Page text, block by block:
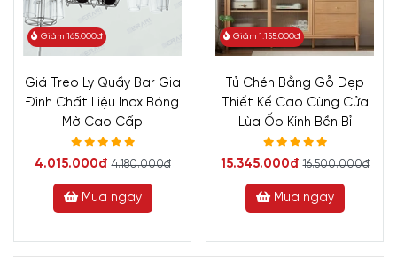
Giảm 165.000đ
Giá Treo Ly Quầy Bar Gia
Đình Chất Liệu Inox Bóng
Mờ Cao Cấp
4.015.000đ 4.180.000đ
Mua ngay
Giảm 1.155.000đ
Tủ Chén Bằng Gỗ Đẹp
Thiết Kế Cao Cùng Cửa
Lùa Ốp Kính Bền Bỉ
15.345.000đ 16.500.000đ
Mua ngay